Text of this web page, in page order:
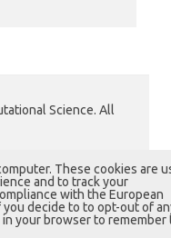
Science. All
運用グループ
南町7-1-28 計算科
These cookies are
and to track your
with the European
you decide to to opt-out of
your browser to remember